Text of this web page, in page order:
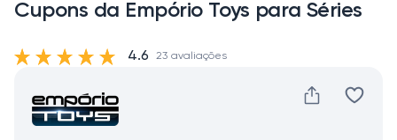
Cupons da Empório Toys para Séries
4.6 23 avaliações